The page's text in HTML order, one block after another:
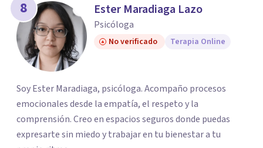
8 Ester Maradiaga Lazo
Psicóloga
No verificado Terapia Online
Soy Ester Maradiaga, psicóloga. Acompaño procesos
emocionales desde la empatía, el respeto y la
comprensión. Creo en espacios seguros donde puedas
expresarte sin miedo y trabajar en tu bienestar a tu